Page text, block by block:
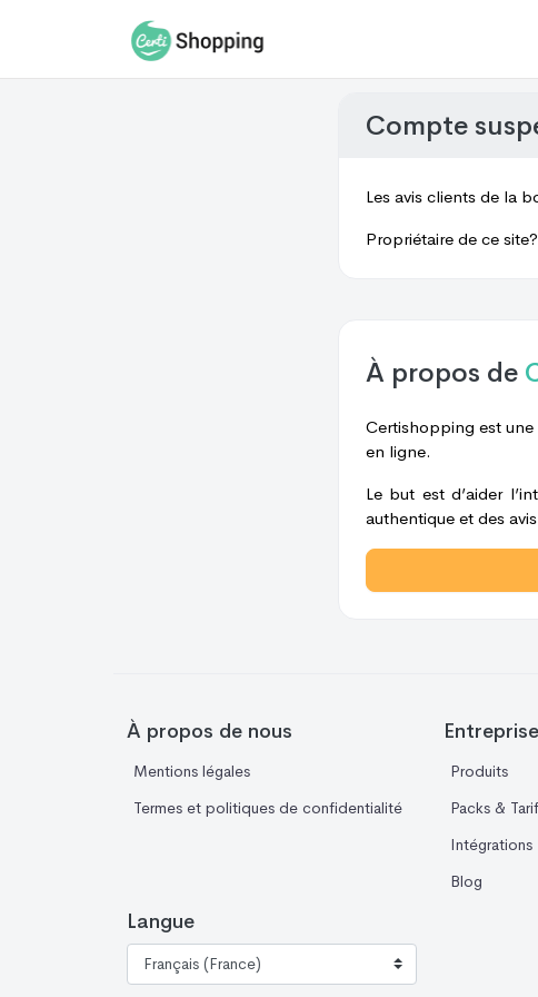
Compte
Les avis clients de la
Propriétaire de ce site?
À propos de
Certishopping est
en ligne.
Le but est d’aider
authentique et des
À propos de nous
Mentions légales
Termes et politiques de confidentialité
Produits
Packs &
Intégrations
Blog
Langue